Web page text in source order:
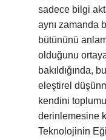
sadece bilgi
aynı zamanda
bütününü
olduğunu
bakıldığında,
eleştirel
kendini
derinlemesine
Teknolojinin